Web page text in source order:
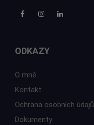
ODKAZY
O mně
Kontakt
Ochrana osobních údajů
Dokumenty